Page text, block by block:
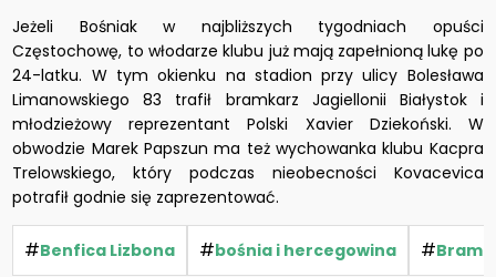
Jeżeli Bośniak w najbliższych tygodniach opuści
Częstochowę, to włodarze klubu już mają zapełnioną lukę po
24-latku. W tym okienku na stadion przy ulicy Bolesława
Limanowskiego 83 trafił bramkarz Jagiellonii Białystok i
młodzieżowy reprezentant Polski Xavier Dziekoński. W
obwodzie Marek Papszun ma też wychowanka klubu Kacpra
Trelowskiego, który podczas nieobecności Kovacevica
potrafił godnie się zaprezentować.
#Benfica Lizbona #bośnia i hercegowina #